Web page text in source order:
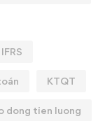
IFRS
KTQT
dong tien luong